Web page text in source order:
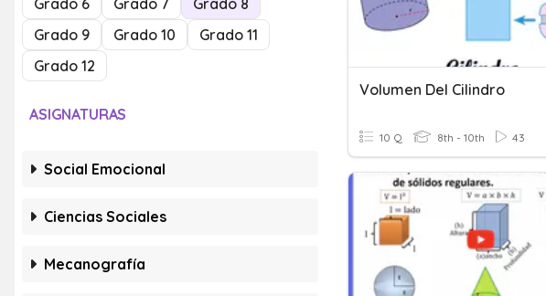
Grado 6
Grado 7
Grado 8
Grado 9
Grado 10
Grado 11
Grado 12
ASIGNATURAS
Social Emocional
Ciencias Sociales
Mecanografía
Volumen Del Cilindro
10 Q 8th - 10th 43